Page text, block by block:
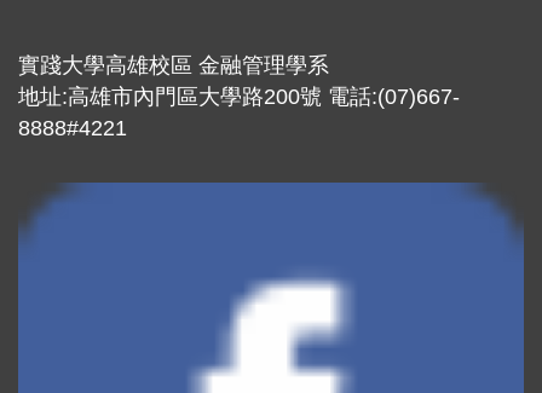
實踐大學高雄校區 金融管理學系
地址:高雄市內門區大學路200號 電話:(07)667-
8888#4221